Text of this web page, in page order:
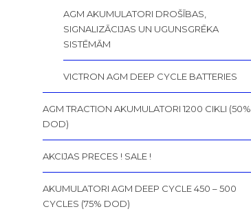
AGM AKUMULATORI DROŠĪBAS,
SIGNALIZĀCIJAS UN UGUNSGRĒKA
SISTĒMĀM
VICTRON AGM DEEP CYCLE BATTERIES
AGM TRACTION AKUMULATORI 1200 CIKLI (50%
DOD)
AKCIJAS PRECES ! SALE !
AKUMULATORI AGM DEEP CYCLE 450 – 500
CYCLES (75% DOD)